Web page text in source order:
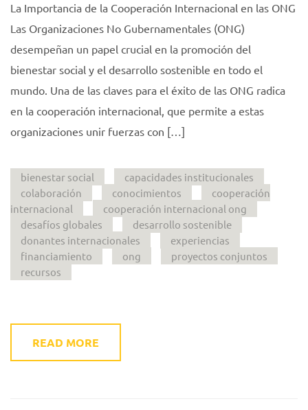
La Importancia de la Cooperación Internacional en las ONG
Las Organizaciones No Gubernamentales (ONG)
desempeñan un papel crucial en la promoción del
bienestar social y el desarrollo sostenible en todo el
mundo. Una de las claves para el éxito de las ONG radica
en la cooperación internacional, que permite a estas
organizaciones unir fuerzas con […]
bienestar social
capacidades institucionales
colaboración
conocimientos
cooperación
internacional
cooperación internacional ong
desafíos globales
desarrollo sostenible
donantes internacionales
experiencias
financiamiento
ong
proyectos conjuntos
recursos
READ MORE